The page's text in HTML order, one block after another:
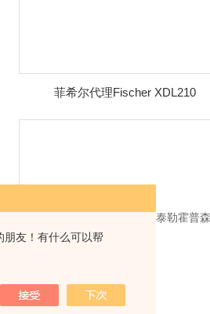
朋友！有什么可以帮
菲希尔代理Fischer XDL210